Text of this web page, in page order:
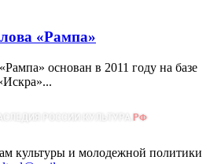
«Рампа»
основан в 2011 году на базе
культуры и молодежной политики